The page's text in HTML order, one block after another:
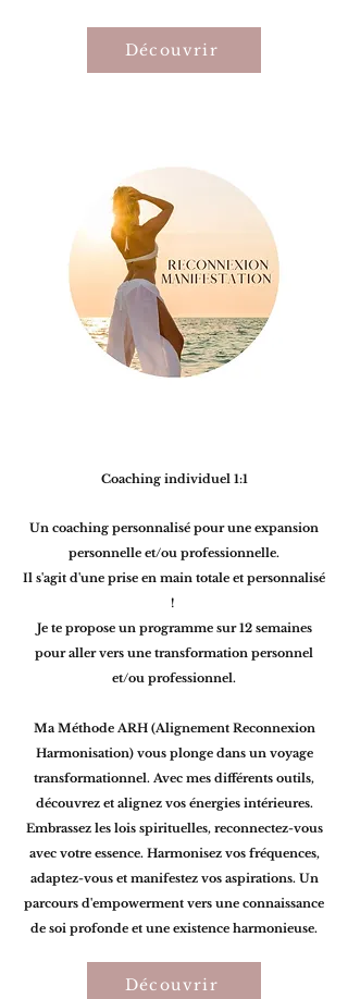
Découvrir
Coaching individuel 1:1
Un coaching personnalisé pour une expansion
personnelle et/ou professionnelle.
Il s'agit d'une prise en main totale et personnalisé
!
Je te propose un programme sur 12 semaines
pour aller vers une transformation personnel
et/ou professionnel.
Ma Méthode ARH (Alignement Reconnexion
Harmonisation) vous plonge dans un voyage
transformationnel. Avec mes différents outils,
découvrez et alignez vos énergies intérieures.
Embrassez les lois spirituelles, reconnectez-vous
avec votre essence. Harmonisez vos fréquences,
adaptez-vous et manifestez vos aspirations. Un
parcours d'empowerment vers une connaissance
de soi profonde et une existence harmonieuse.
Découvrir